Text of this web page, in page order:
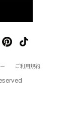
ご利用規約